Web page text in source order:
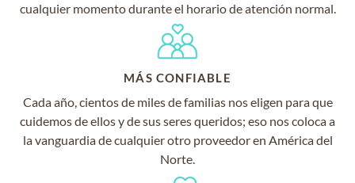
cualquier momento durante el horario de atención normal.
MÁS CONFIABLE
Cada año, cientos de miles de familias nos eligen para que
cuidemos de ellos y de sus seres queridos; eso nos coloca a
la vanguardia de cualquier otro proveedor en América del
Norte.